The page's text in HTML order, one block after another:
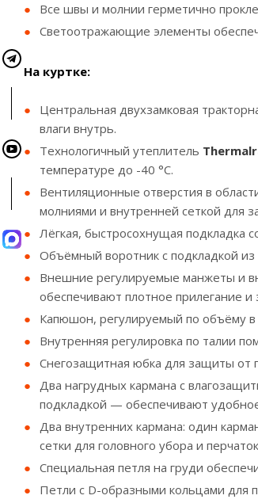
Все швы и молнии герметично
Светоотражающие элементы
На куртке:
Центральная двухзамковая
влаги внутрь.
Технологичный утеплитель
температуре до -40 °С.
Вентиляционные отверстия в
молниями и внутренней сеткой для
Лёгкая, быстросохнущая подкладка
Объёмный воротник с подкладкой из
Внешние регулируемые манжеты и
обеспечивают плотное прилегание
Капюшон, регулируемый по объёму в
Внутренняя регулировка по талии
Снегозащитная юбка для защиты от
Два нагрудных кармана с
подкладкой — обеспечивают
Два внутренних кармана: один
сетки для головного убора и
Специальная петля на груди
Петли с D-образными кольцами для